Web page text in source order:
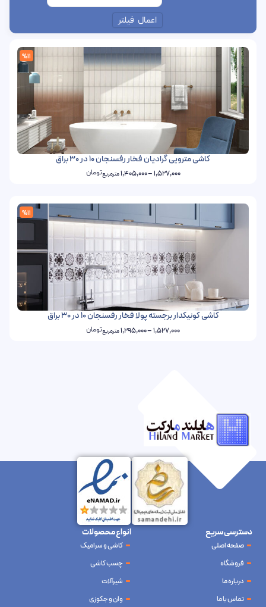
اعمال فیلتر
%11
کاشی مترویی گرادیان فخار رفسنجان 10 در 30 براق
1,527,000
–
1,405,000مترمربعتومان
%11
کاشی کونیکدار برجسته پولا فخار رفسنجان 10 در 30 براق
1,527,000
–
1,295,000مترمربعتومان
دسترسی سریع
صفحه اصلی
فروشگاه
درباره ما
تماس با ما
انواع محصولات
کاشی و سرامیک
چسب کاشی
شیرآلات
وان و جکوزی